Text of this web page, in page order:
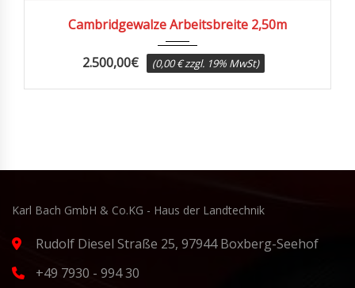
Cambridgewalze Arbeitsbreite 2,50m
2.500,00€ (0,00 € zzgl. 19% MwSt)
Karl Bach GmbH & Co.KG - Haus der Landtechnik
Rudolf Diesel Straße 25, 97944 Boxberg-Seehof
+49 7930 - 994 30